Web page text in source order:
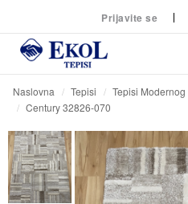
Prijavite se
Naslovna Tepisi Tepisi
Century 32826-070